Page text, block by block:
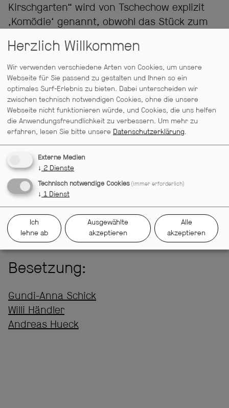
Kirschgarten“ wird von Tschechow explizit
‚Komödie‘ genannt, obwohl das Stück zum
missverstanden wird.
Mit der Lesung soll er als Prosaautor
vorgestellt werden, der mit der
humoristischen, ironischen und oftmals
satirischen Darstellung seiner Zeitgenossen
menschliche Grundeigenschaften aufzeigt,
die gleichermaßen tragisch wie komisch zu
erfahren sind. Anschließend gibt es ein
Gespräch mit Regisseur und Mitwirkenden.
mit Gundi-Anna Schick, Willi Händler, Andreas
Hueck
Besetzung:
Gundi-Anna Schick
Willi Händler
Andreas Hueck
Herzlich Willkommen
Wir verwenden verschiedene Arten von Cookies, um unsere
Webseite für Sie passend zu gestalten und Ihnen so ein
optimales Surf-Erlebnis zu bieten. Dabei unterscheiden wir
zwischen technisch notwendigen Cookies, ohne die unsere
Webseite nicht funktionieren würde, und Cookies, die uns helfen
die Anwendungsfreundlichkeit zu verbessern. Um mehr zu
erfahren, lesen Sie bitte unsere Datenschutzerklärung.
Externe Medien
↓ 2 Dienste
Technisch notwendige Cookies (immer erforderlich)
↓ 1 Dienst
Ich
lehne ab
Ausgewählte
akzeptieren
Alle
akzeptieren